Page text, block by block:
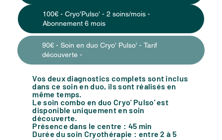
100€ - Cryo'Pulso' - 2 soins/mois -
Abonnement 6 mois
90€ - Soin en duo Cryo' Pulso' - Tarif
découverte -
Vos deux diagnostics complets sont inclus
dans ce soin en duo, ils sont réalisés en
même temps.
Le soin combo en duo Cryo' Pulso' est
disponible uniquement en soin
découverte.
Présence dans le centre : 45 min
Durée du soin Cryothérapie : entre 2 à 5